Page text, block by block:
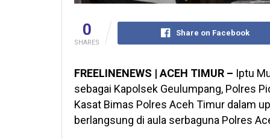
0
SHARES
Share on Facebook
FREELINENEWS | ACEH TIMUR – Iptu
sebagai Kapolsek Geulumpang, Polres
Kasat Bimas Polres Aceh Timur dalam
berlangsung di aula serbaguna Polres